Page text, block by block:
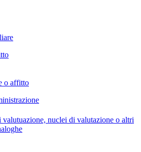
o affitto
nuclei di valutazione o altri